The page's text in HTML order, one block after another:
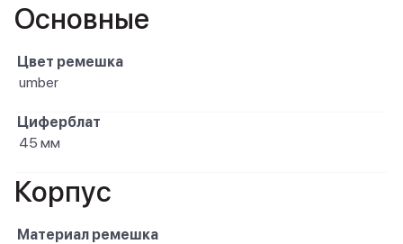
Основные
Цвет ремешка
umber
Циферблат
45 мм
Корпус
Материал ремешка